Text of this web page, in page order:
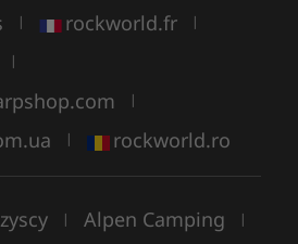
| rockworld.fr |
|
|
| rockworld.ro
| Alpen Camping |